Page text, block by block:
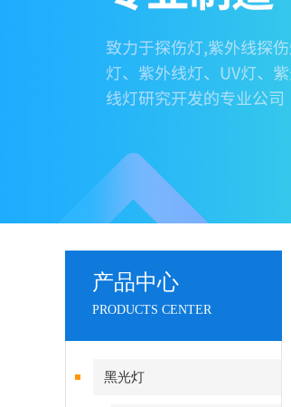
产品中心
PRODUCTS CENTER
黑光灯